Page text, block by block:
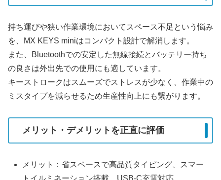
持ち運びや狭い作業環境においてスペース不足という悩み
を、MX KEYS miniはコンパクト設計で解消します。
また、Bluetoothでの安定した無線接続とバッテリー持ち
の良さは外出先での使用にも適しています。
キーストロークはスムーズでストレスが少なく、作業中の
ミスタイプを減らせるため生産性向上にも繋がります。
メリット・デメリットを正直に評価
メリット：省スペースで高品質タイピング、スマー
トイルミネーション搭載、USB-C充電対応、